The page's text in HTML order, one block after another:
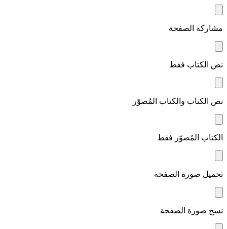
مشاركة الصفحة
نص الكتاب فقط
نص الكتاب والكتاب المُصوّر
الكتاب المُصوّر فقط
تحميل صورة الصفحة
نسخ صورة الصفحة